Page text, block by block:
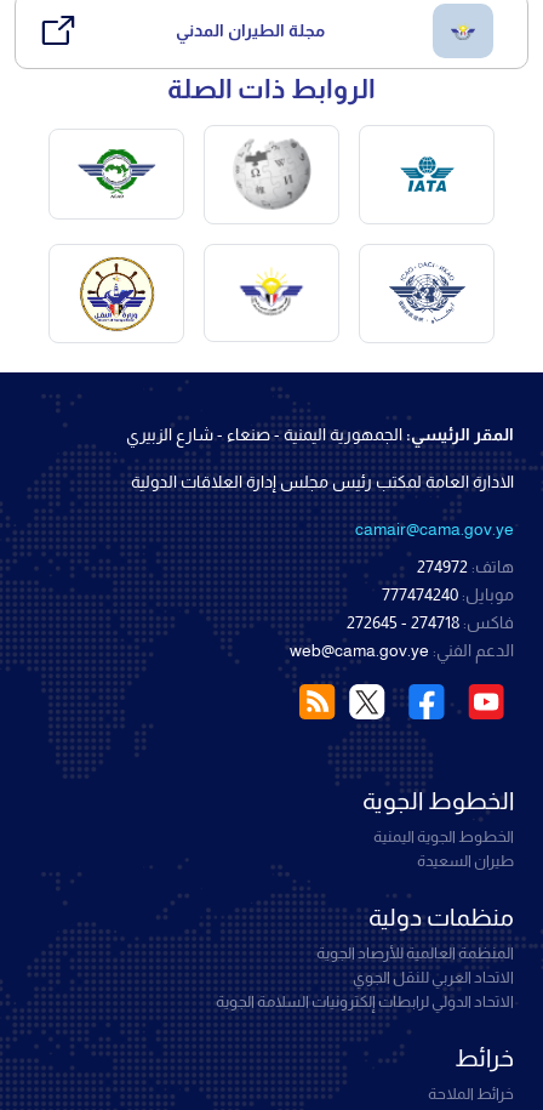
مجلة الطيران المدني
الروابط ذات الصلة
المقر الرئيسي:الجمهورية اليمنية - صنعاء - شارع الزبيري
الادارة العامة لمكتب رئيس مجلس إدارة العلاقات الدولية
camair@cama.gov.ye
هاتف: 274972
موبايل: 777474240
فاكس: 274718 - 272645
الدعم الفني: web@cama.gov.ye
الخطوط الجوية
الخطوط الجوية اليمنية
طيران السعيدة
منظمات دولية
المنظمة العالمية للأرصاد الجوية
الاتحاد العربي للنقل الجوي
الاتحاد الدولي لرابطات إلكترونيات السلامة الجوية
خرائط
خرائط الملاحة